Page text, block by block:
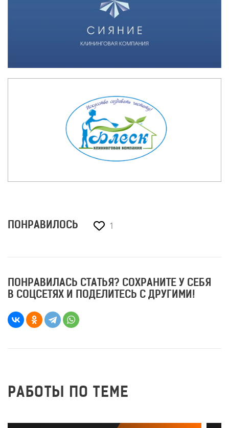
ПОНРАВИЛОСЬ 1
ПОНРАВИЛАСЬ СТАТЬЯ? СОХРАНИТЕ У СЕБЯ
В СОЦСЕТЯХ И ПОДЕЛИТЕСЬ С ДРУГИМИ!
РАБОТЫ ПО ТЕМЕ